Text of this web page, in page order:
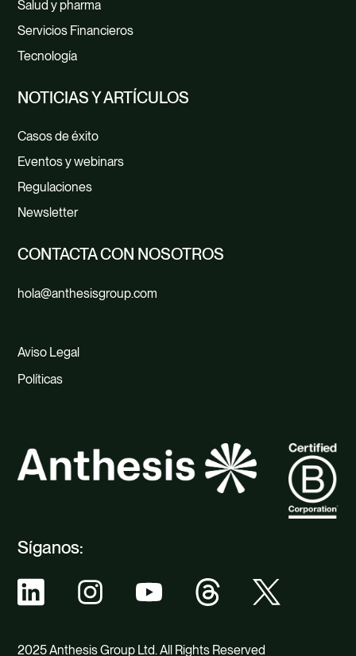
Síganos:
2025 Anthesis Group Ltd. All Rights Reserved
Salud y pharma
Servicios Financieros
Tecnología
NOTICIAS Y ARTÍCULOS
Casos de éxito
Eventos y webinars
Regulaciones
Newsletter
CONTACTA CON NOSOTROS
hola@anthesisgroup.com
Aviso Legal
Políticas